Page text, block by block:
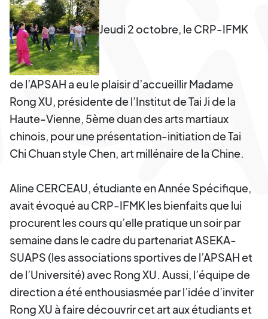
Jeudi 2 octobre, le CRP-IFMK
de l’APSAH a eu le plaisir d’accueillir Madame
Rong XU, présidente de l’Institut de Tai Ji de la
Haute-Vienne, 5ème duan des arts martiaux
chinois, pour une présentation-initiation de Tai
Chi Chuan style Chen, art millénaire de la Chine.
Aline CERCEAU, étudiante en Année Spécifique,
avait évoqué au CRP-IFMK les bienfaits que lui
procurent les cours qu’elle pratique un soir par
semaine dans le cadre du partenariat ASEKA-
SUAPS (les associations sportives de l’APSAH et
de l’Université) avec Rong XU. Aussi, l’équipe de
direction a été enthousiasmée par l’idée d’inviter
Rong XU à faire découvrir cet art aux étudiants et